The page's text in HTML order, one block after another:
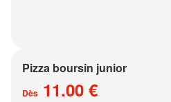
Pizza boursin junior
Dès 11.00 €